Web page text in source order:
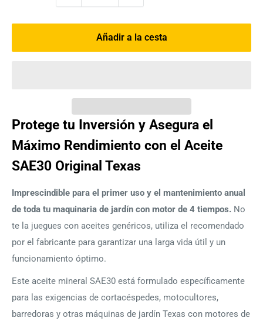
Añadir a la cesta
Protege tu Inversión y Asegura el
Máximo Rendimiento con el Aceite
SAE30 Original Texas
Imprescindible para el primer uso y el mantenimiento anual
de toda tu maquinaria de jardín con motor de 4 tiempos. No
te la juegues con aceites genéricos, utiliza el recomendado
por el fabricante para garantizar una larga vida útil y un
funcionamiento óptimo.
Este aceite mineral SAE30 está formulado específicamente
para las exigencias de cortacéspedes, motocultores,
barredoras y otras máquinas de jardín Texas con motores de